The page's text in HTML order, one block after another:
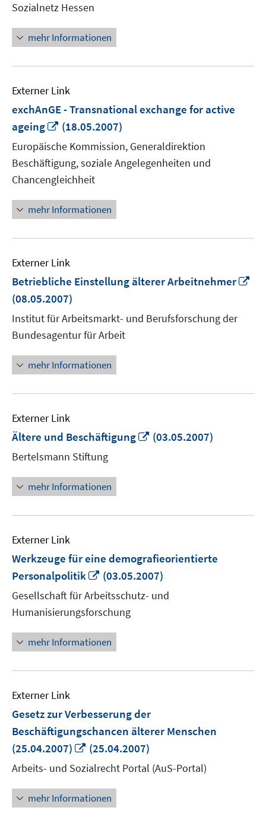
Sozialnetz Hessen
mehr Informationen
Externer Link
exchAnGE - Transnational exchange for active
ageing
In
Fenster
öffnen
(18.05.2007)
Europäische Kommission, Generaldirektion
Beschäftigung, soziale Angelegenheiten und
Chancengleichheit
mehr Informationen
Externer Link
Betriebliche Einstellung älterer Arbeitnehmer
(08.05.2007)
Institut für Arbeitsmarkt- und Berufsforschung der
Bundesagentur für Arbeit
mehr Informationen
Externer Link
Ältere und Beschäftigung
In
(03.05.2007)
Bertelsmann Stiftung
mehr Informationen
Externer Link
Werkzeuge für eine demografieorientierte
Personalpolitik
In
neuem
Fenster
öffnen
(03.05.2007)
Gesellschaft für Arbeitsschutz- und
Humanisierungsforschung
mehr Informationen
Externer Link
Gesetz zur Verbesserung der
Beschäftigungschancen älterer Menschen
(25.04.2007)
In
neuem
Fenster
öffnen
(25.04.2007)
Arbeits- und Sozialrecht Portal (AuS-Portal)
mehr Informationen